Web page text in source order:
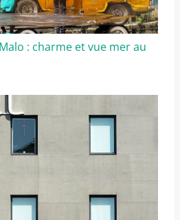
: charme et vue mer au